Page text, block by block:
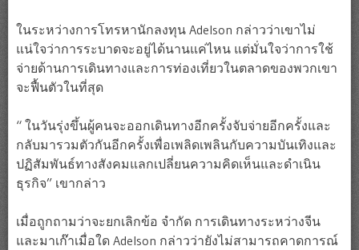
ในระหว่างการโทรหานักลงทุน Adelson กล่าวว่าเขาไม่
แน่ใจว่าการระบาดจะอยู่ได้นานแค่ไหน แต่มั่นใจว่าการใช้
จ่ายด้านการเดินทางและการท่องเที่ยวในตลาดของพวกเขา
จะฟื้นตัวในที่สุด
“ ในวันรุ่งขึ้นผู้คนจะออกเดินทางอีกครั้งจับจ่ายอีกครั้งและ
กลับมารวมตัวกันอีกครั้งเพื่อเพลิดเพลินกับความบันเทิงและ
ปฏิสัมพันธ์ทางสังคมแลกเปลี่ยนความคิดเห็นและดำเนิน
ธุรกิจ” เขากล่าว
เมื่อถูกถามว่าจะยกเลิกข้อ จำกัด การเดินทางระหว่างจีน
และมาเก๊าเมื่อใด Adelson กล่าวว่ายังไม่สามารถคาดการณ์